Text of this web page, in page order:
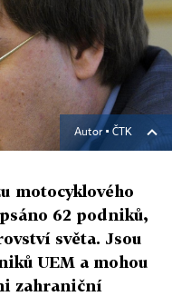
Autor ▪ ČTK
motocyklového
62 podniků,
světa. Jsou
UEM a mohou
zahraniční